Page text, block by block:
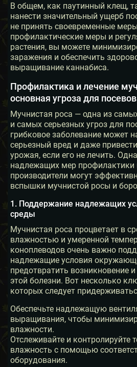
В общем, как паутинный клещ,
нанести значительный ущерб
не принять своевременные
профилактические меры и
растения, вы можете
заражения и обеспечить
выращивание каннабиса.
Профилактика и лечение
основная угроза для
Мучнистая роса — одна из
и самых серьезных угроз для
грибковое заболевание может
серьезный вред и даже
урожая, если его не лечить.
надлежащих мер профилактики
производители могут
вспышки мучнистой росы и
1. Поддержание надлежащих
среды
Мучнистая роса процветает в
влажностью и умеренной
коноплеводов очень важно
надлежащие условия
предотвратить возникновение
этой болезни. Вот несколько
которых следует
Обеспечьте надлежащую
выращивания, чтобы
влажности.
Отслеживайте и контролируйте
влажность с помощью
оборудования.